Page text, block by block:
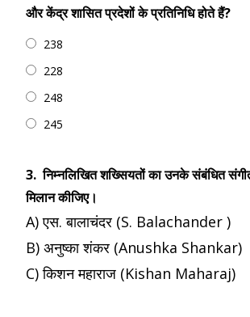
और केंद्र शासित प्रदेशों के प्रतिनिधि होते हैं?
238
228
248
245
3. निम्नलिखित शख्सियतों का उनके संबंधित
मिलान कीजिए।
A) एस. बालाचंदर (S. Balachander )
B) अनुष्का शंकर (Anushka Shankar)
C) किशन महाराज (Kishan Maharaj)